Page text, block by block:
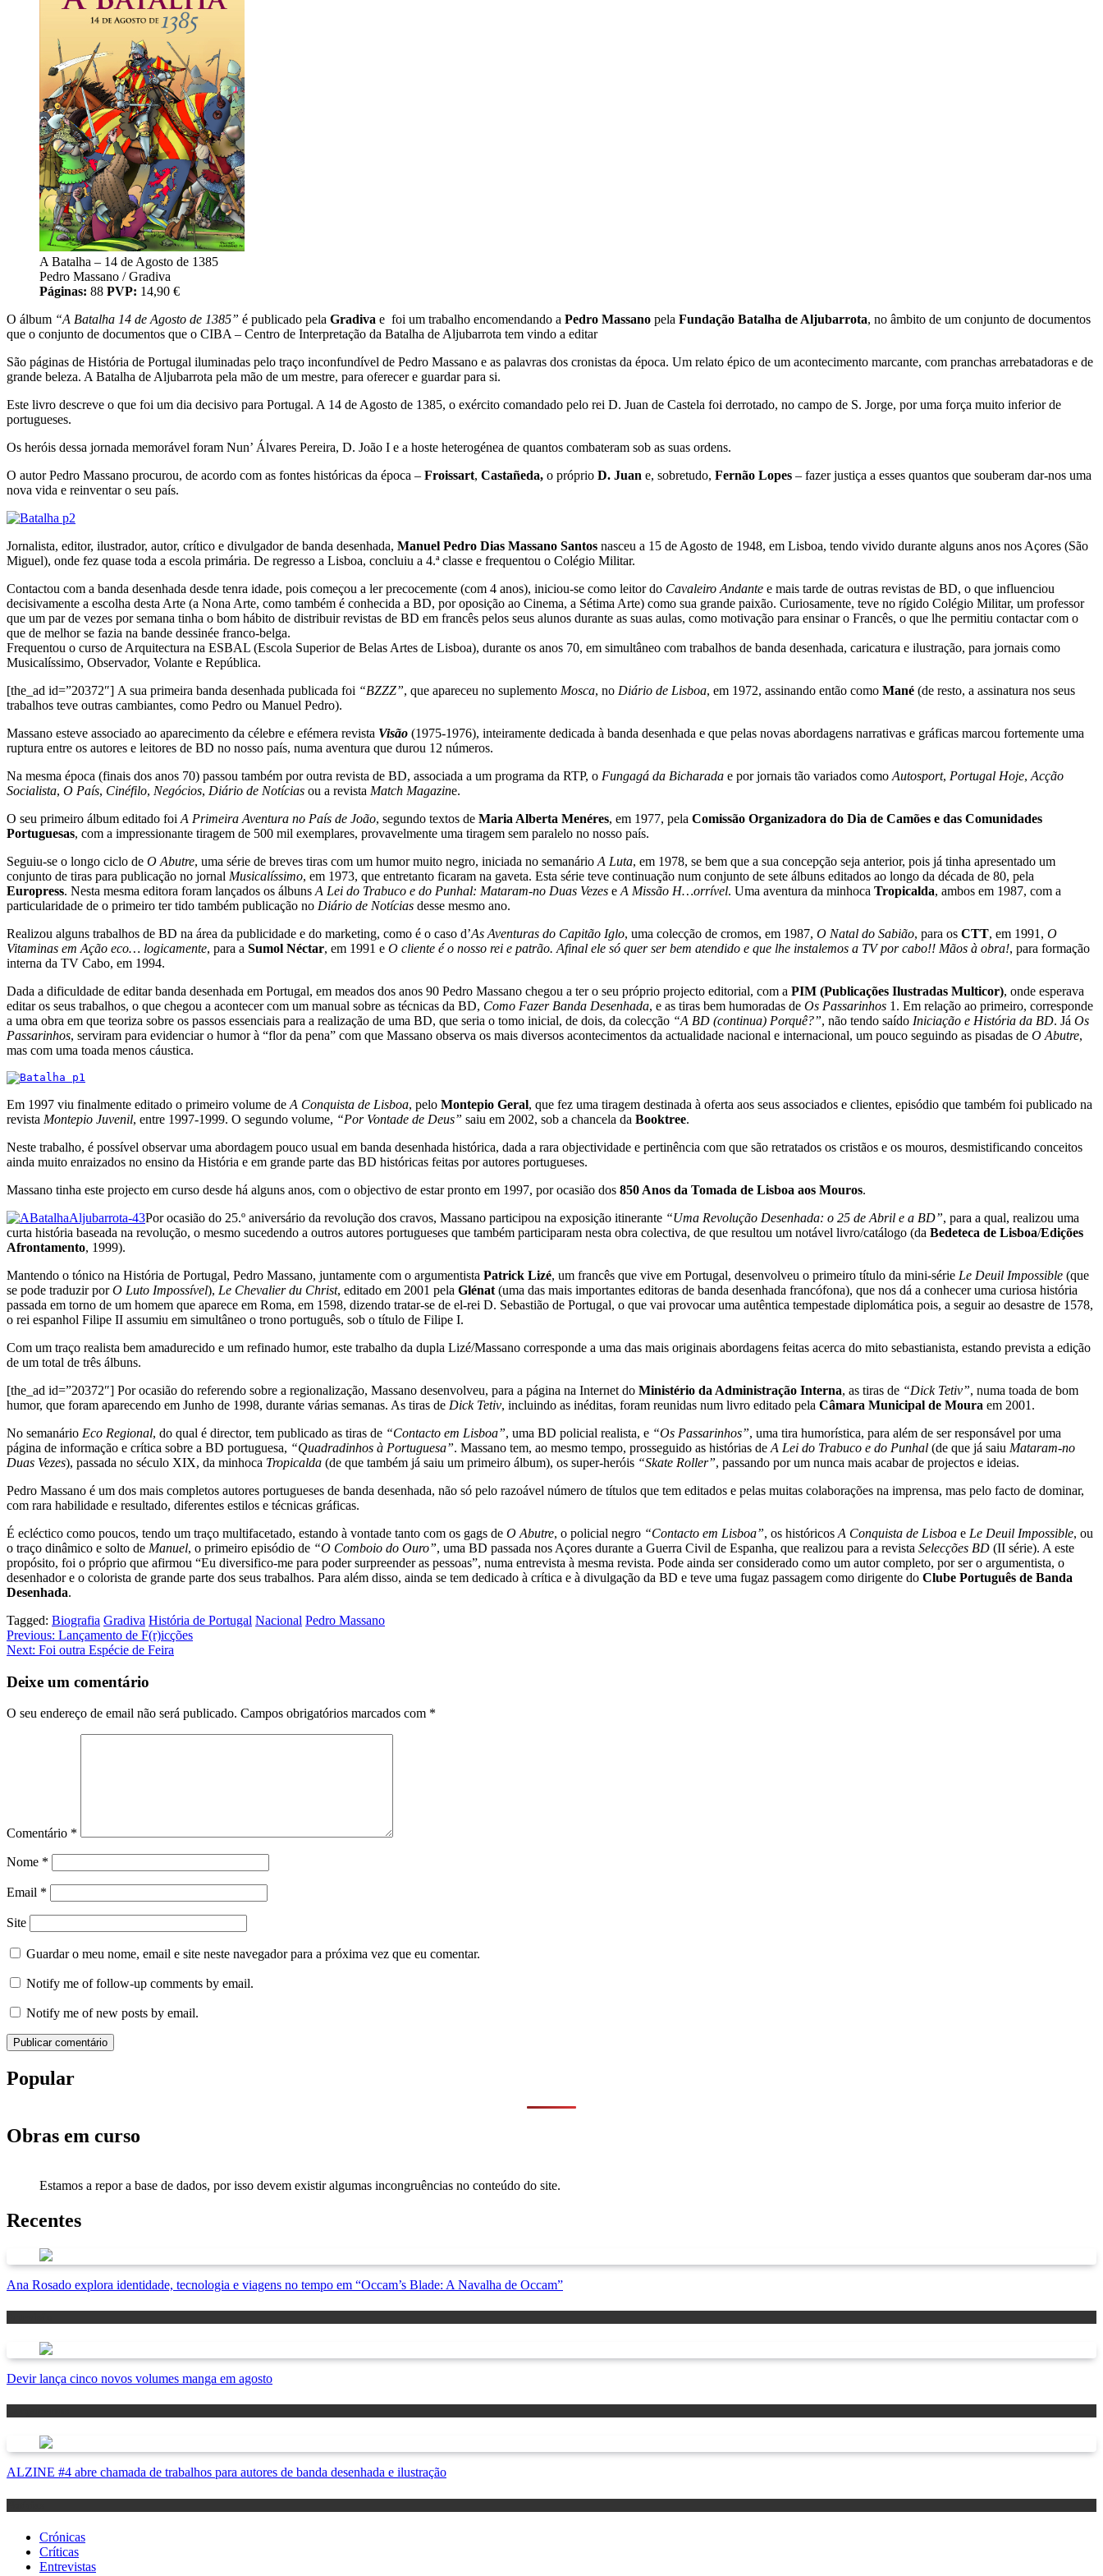
A Batalha – 14 de Agosto de 1385
Pedro Massano / Gradiva
Páginas: 88 PVP: 14,90 €
O álbum “A Batalha 14 de Agosto de 1385” é publicado pela Gradiva e foi um trabalho encomendando a Pedro Massano pela Fundação Batalha de Aljubarrota, no âmbito de um conjunto de documentos
que o conjunto de documentos que o CIBA – Centro de Interpretação da Batalha de Aljubarrota tem vindo a editar
São páginas de História de Portugal iluminadas pelo traço inconfundível de Pedro Massano e as palavras dos cronistas da época. Um relato épico de um acontecimento marcante, com pranchas arrebatadoras e de
grande beleza. A Batalha de Aljubarrota pela mão de um mestre, para oferecer e guardar para si.
Este livro descreve o que foi um dia decisivo para Portugal. A 14 de Agosto de 1385, o exército comandado pelo rei D. Juan de Castela foi derrotado, no campo de S. Jorge, por uma força muito inferior de
portugueses.
Os heróis dessa jornada memorável foram Nun’ Álvares Pereira, D. João I e a hoste heterogénea de quantos combateram sob as suas ordens.
O autor Pedro Massano procurou, de acordo com as fontes históricas da época – Froissart, Castañeda, o próprio D. Juan e, sobretudo, Fernão Lopes – fazer justiça a esses quantos que souberam dar-nos uma
nova vida e reinventar o seu país.
Jornalista, editor, ilustrador, autor, crítico e divulgador de banda desenhada, Manuel Pedro Dias Massano Santos nasceu a 15 de Agosto de 1948, em Lisboa, tendo vivido durante alguns anos nos Açores (São
Miguel), onde fez quase toda a escola primária. De regresso a Lisboa, concluiu a 4.ª classe e frequentou o Colégio Militar.
Contactou com a banda desenhada desde tenra idade, pois começou a ler precocemente (com 4 anos), iniciou-se como leitor do Cavaleiro Andante e mais tarde de outras revistas de BD, o que influenciou
decisivamente a escolha desta Arte (a Nona Arte, como também é conhecida a BD, por oposição ao Cinema, a Sétima Arte) como sua grande paixão. Curiosamente, teve no rígido Colégio Militar, um professor
que um par de vezes por semana tinha o bom hábito de distribuir revistas de BD em francês pelos seus alunos durante as suas aulas, como motivação para ensinar o Francês, o que lhe permitiu contactar com o
que de melhor se fazia na bande dessinée franco-belga.
Frequentou o curso de Arquitectura na ESBAL (Escola Superior de Belas Artes de Lisboa), durante os anos 70, em simultâneo com trabalhos de banda desenhada, caricatura e ilustração, para jornais como
Musicalíssimo, Observador, Volante e República.
[the_ad id=”20372″] A sua primeira banda desenhada publicada foi “BZZZ”, que apareceu no suplemento Mosca, no Diário de Lisboa, em 1972, assinando então como Mané (de resto, a assinatura nos seus
trabalhos teve outras cambiantes, como Pedro ou Manuel Pedro).
Massano esteve associado ao aparecimento da célebre e efémera revista Visão (1975-1976), inteiramente dedicada à banda desenhada e que pelas novas abordagens narrativas e gráficas marcou fortemente uma
ruptura entre os autores e leitores de BD no nosso país, numa aventura que durou 12 números.
Na mesma época (finais dos anos 70) passou também por outra revista de BD, associada a um programa da RTP, o Fungagá da Bicharada e por jornais tão variados como Autosport, Portugal Hoje, Acção
Socialista, O País, Cinéfilo, Negócios, Diário de Notícias ou a revista Match Magazine.
O seu primeiro álbum editado foi A Primeira Aventura no País de João, segundo textos de Maria Alberta Menéres, em 1977, pela Comissão Organizadora do Dia de Camões e das Comunidades
Portuguesas, com a impressionante tiragem de 500 mil exemplares, provavelmente uma tiragem sem paralelo no nosso país.
Seguiu-se o longo ciclo de O Abutre, uma série de breves tiras com um humor muito negro, iniciada no semanário A Luta, em 1978, se bem que a sua concepção seja anterior, pois já tinha apresentado um
conjunto de tiras para publicação no jornal Musicalíssimo, em 1973, que entretanto ficaram na gaveta. Esta série teve continuação num conjunto de sete álbuns editados ao longo da década de 80, pela
Europress. Nesta mesma editora foram lançados os álbuns A Lei do Trabuco e do Punhal: Mataram-no Duas Vezes e A Missão H…orrível. Uma aventura da minhoca Tropicalda, ambos em 1987, com a
particularidade de o primeiro ter tido também publicação no Diário de Notícias desse mesmo ano.
Realizou alguns trabalhos de BD na área da publicidade e do marketing, como é o caso d’As Aventuras do Capitão Iglo, uma colecção de cromos, em 1987, O Natal do Sabião, para os CTT, em 1991, O
Vitaminas em Ação eco… logicamente, para a Sumol Néctar, em 1991 e O cliente é o nosso rei e patrão. Afinal ele só quer ser bem atendido e que lhe instalemos a TV por cabo!! Mãos à obra!, para formação
interna da TV Cabo, em 1994.
Dada a dificuldade de editar banda desenhada em Portugal, em meados dos anos 90 Pedro Massano chegou a ter o seu próprio projecto editorial, com a PIM (Publicações Ilustradas Multicor), onde esperava
editar os seus trabalhos, o que chegou a acontecer com um manual sobre as técnicas da BD, Como Fazer Banda Desenhada, e as tiras bem humoradas de Os Passarinhos 1. Em relação ao primeiro, corresponde
a uma obra em que teoriza sobre os passos essenciais para a realização de uma BD, que seria o tomo inicial, de dois, da colecção “A BD (continua) Porquê?”, não tendo saído Iniciação e História da BD. Já Os
Passarinhos, serviram para evidenciar o humor à “flor da pena” com que Massano observa os mais diversos acontecimentos da actualidade nacional e internacional, um pouco seguindo as pisadas de O Abutre,
mas com uma toada menos cáustica.
Em 1997 viu finalmente editado o primeiro volume de A Conquista de Lisboa, pelo Montepio Geral, que fez uma tiragem destinada à oferta aos seus associados e clientes, episódio que também foi publicado na
revista Montepio Juvenil, entre 1997-1999. O segundo volume, “Por Vontade de Deus” saiu em 2002, sob a chancela da Booktree.
Neste trabalho, é possível observar uma abordagem pouco usual em banda desenhada histórica, dada a rara objectividade e pertinência com que são retratados os cristãos e os mouros, desmistificando conceitos
ainda muito enraizados no ensino da História e em grande parte das BD históricas feitas por autores portugueses.
Massano tinha este projecto em curso desde há alguns anos, com o objectivo de estar pronto em 1997, por ocasião dos 850 Anos da Tomada de Lisboa aos Mouros.
Por ocasião do 25.º aniversário da revolução dos cravos, Massano participou na exposição itinerante “Uma Revolução Desenhada: o 25 de Abril e a BD”, para a qual, realizou uma
curta história baseada na revolução, o mesmo sucedendo a outros autores portugueses que também participaram nesta obra colectiva, de que resultou um notável livro/catálogo (da Bedeteca de Lisboa/Edições
Afrontamento, 1999).
Mantendo o tónico na História de Portugal, Pedro Massano, juntamente com o argumentista Patrick Lizé, um francês que vive em Portugal, desenvolveu o primeiro título da mini-série Le Deuil Impossible (que
se pode traduzir porO Luto Impossível), Le Chevalier du Christ, editado em 2001 pela Glénat (uma das mais importantes editoras de banda desenhada francófona), que nos dá a conhecer uma curiosa história
passada em torno de um homem que aparece em Roma, em 1598, dizendo tratar-se de el-rei D. Sebastião de Portugal, o que vai provocar uma autêntica tempestade diplomática pois, a seguir ao desastre de 1578,
o rei espanhol Filipe II assumiu em simultâneo o trono português, sob o título de Filipe I.
Com um traço realista bem amadurecido e um refinado humor, este trabalho da dupla Lizé/Massano corresponde a uma das mais originais abordagens feitas acerca do mito sebastianista, estando prevista a edição
de um total de três álbuns.
[the_ad id=”20372″] Por ocasião do referendo sobre a regionalização, Massano desenvolveu, para a página na Internet do Ministério da Administração Interna, as tiras de “Dick Tetiv”, numa toada de bom
humor, que foram aparecendo em Junho de 1998, durante várias semanas. As tiras de Dick Tetiv, incluindo as inéditas, foram reunidas num livro editado pela Câmara Municipal de Moura em 2001.
No semanário Eco Regional, do qual é director, tem publicado as tiras de “Contacto em Lisboa”, uma BD policial realista, e “Os Passarinhos”, uma tira humorística, para além de ser responsável por uma
página de informação e crítica sobre a BD portuguesa, “Quadradinhos à Portuguesa”. Massano tem, ao mesmo tempo, prosseguido as histórias de A Lei do Trabuco e do Punhal (de que já saiu Mataram-no
Duas Vezes), passada no século XIX, da minhoca Tropicalda (de que também já saiu um primeiro álbum), os super-heróis “Skate Roller”, passando por um nunca mais acabar de projectos e ideias.
Pedro Massano é um dos mais completos autores portugueses de banda desenhada, não só pelo razoável número de títulos que tem editados e pelas muitas colaborações na imprensa, mas pelo facto de dominar,
com rara habilidade e resultado, diferentes estilos e técnicas gráficas.
É ecléctico como poucos, tendo um traço multifacetado, estando à vontade tanto com os gags de O Abutre, o policial negro “Contacto em Lisboa”, os históricos A Conquista de Lisboa e Le Deuil Impossible, ou
o traço dinâmico e solto de Manuel, o primeiro episódio de “O Comboio do Ouro”, uma BD passada nos Açores durante a Guerra Civil de Espanha, que realizou para a revista Selecções BD (II série). A este
propósito, foi o próprio que afirmou “Eu diversifico-me para poder surpreender as pessoas”, numa entrevista à mesma revista. Pode ainda ser considerado como um autor completo, por ser o argumentista, o
desenhador e o colorista de grande parte dos seus trabalhos. Para além disso, ainda se tem dedicado à crítica e à divulgação da BD e teve uma fugaz passagem como dirigente do Clube Português de Banda
Desenhada.
Tagged: Biografia Gradiva História de Portugal Nacional Pedro Massano
Navegação
de
artigos
Previous: Lançamento de F(r)icções
Next: Foi outra Espécie de Feira
Deixe um comentário
O seu endereço de email não será publicado. Campos obrigatórios marcados com *
Comentário *
Nome *
Email *
Site
Guardar o meu nome, email e site neste navegador para a próxima vez que eu comentar.
Notify me of follow-up comments by email.
Notify me of new posts by email.
Popular
Obras em curso
Estamos a repor a base de dados, por isso devem existir algumas incongruências no conteúdo do site.
Recentes
Ana Rosado explora identidade, tecnologia e viagens no tempo em “Occam’s Blade: A Navalha de Occam”
Devir lança cinco novos volumes manga em agosto
ALZINE #4 abre chamada de trabalhos para autores de banda desenhada e ilustração
Crónicas
Críticas
Entrevistas